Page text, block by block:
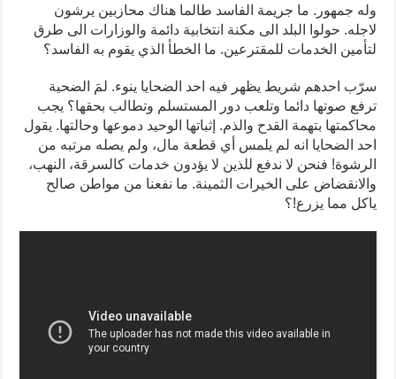
وله جمهور. ما جريمة الفاسد طالما هناك محازبين يرشون
لاجله. حولوا البلد الى مكنة انتخابية دائمة والوزارات الى طرق
لتأمين الخدمات للمقترعين. ما الخطأ الذي يقوم به الفاسد؟
سرّب احدهم شريط يظهر فيه احد الضحايا ينوء. لمَ الضحية
ترفع صوتها دائما وتلعب دور المستسلم وتطالب بحقها؟ يجب
محاكمتها بتهمة القدح والذم. إثباتها الوحيد دموعها وحالتها. يقول
احد الضحايا انه لم يلمس أي قطعة مال، ولم يصله مرتبه من
الرشوة! فنحن لا ندفع للذين لا يؤدون خدمات كالسرقة، النهب،
والانقضاض على الخيرات الثمينة. ما نفعنا من مواطن صالح
ياكل مما يزرع!؟